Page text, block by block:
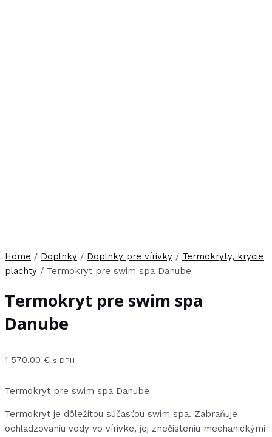
Home / Doplnky / Doplnky pre vírivky / Termokryty, krycie
plachty / Termokryt pre swim spa Danube
Termokryt pre swim spa
Danube
1 570,00 € s DPH
Termokryt pre swim spa Danube
Termokryt je dôležitou súčasťou swim spa. Zabraňuje
ochladzovaniu vody vo vírivke, jej znečisteniu mechanickými